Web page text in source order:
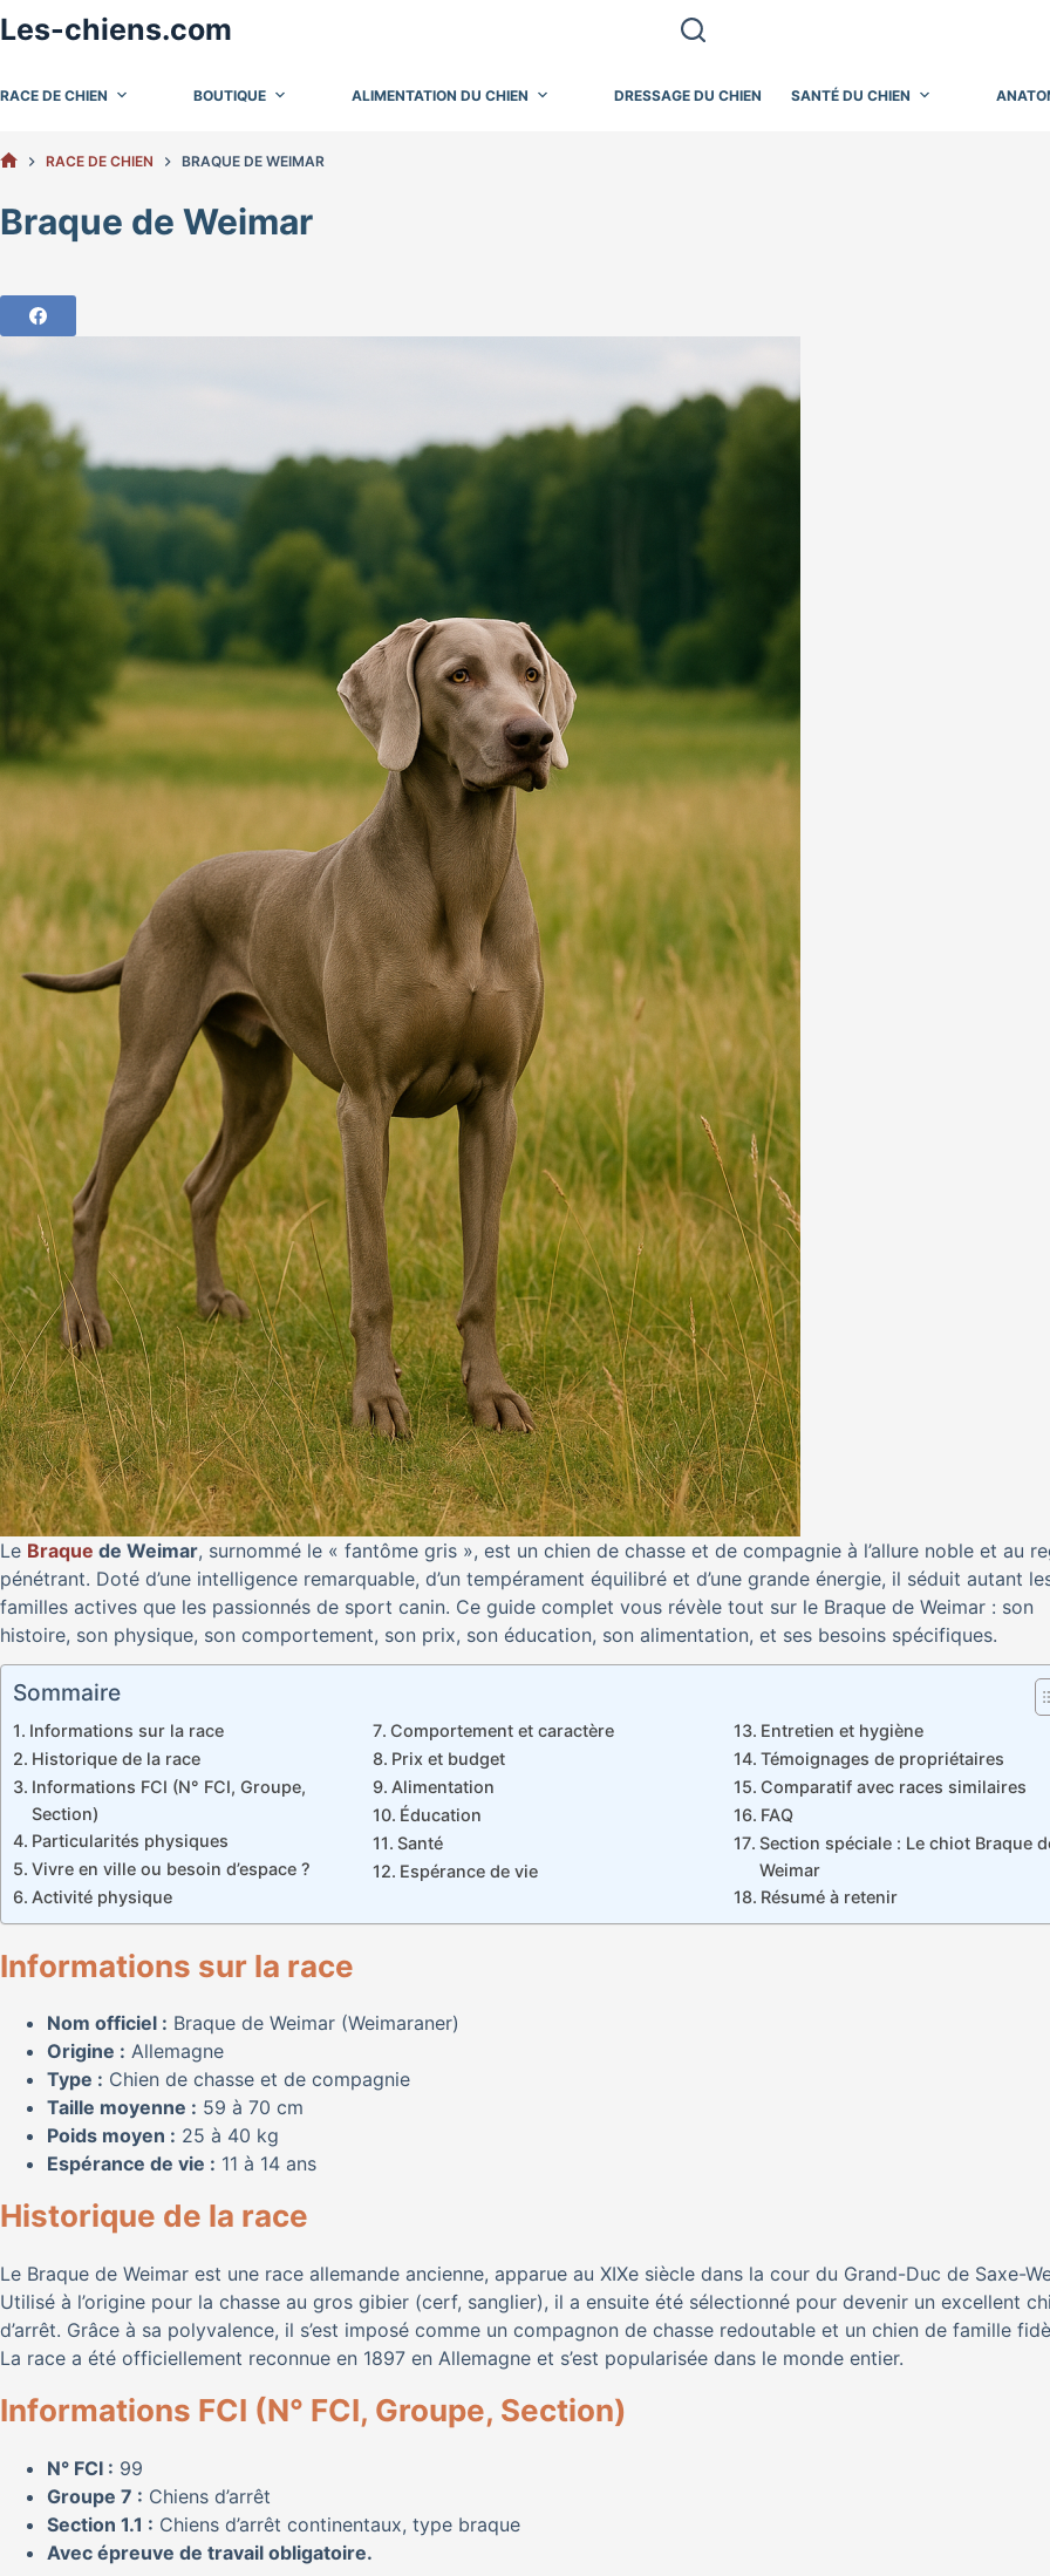
Passer
au
Les-chiens.com
RACE DE CHIEN BOUTIQUE ALIMENTATION DU CHIEN DRESSAGE DU CHIEN SANTÉ DU CHIEN
RACE DE CHIEN BRAQUE DE WEIMAR
Braque de Weimar
Le Braque de Weimar, surnommé le « fantôme gris », est un chien de chasse et de compagnie à l’allure noble et au
pénétrant. Doté d’une intelligence remarquable, d’un tempérament équilibré et d’une grande énergie, il séduit autant
familles actives que les passionnés de sport canin. Ce guide complet vous révèle tout sur le Braque de Weimar : son
histoire, son physique, son comportement, son prix, son éducation, son alimentation, et ses besoins spécifiques.
Sommaire
Informations sur la race
Historique de la race
Informations FCI (N° FCI, Groupe,
Section)
Particularités physiques
Vivre en ville ou besoin d’espace ?
Activité physique
Comportement et caractère
Prix et budget
Alimentation
Éducation
Santé
Espérance de vie
Entretien et hygiène
Témoignages de propriétaires
Comparatif avec races similaires
FAQ
Section spéciale : Le chiot Braque
Weimar
Résumé à retenir
Informations sur la race
Nom officiel : Braque de Weimar (Weimaraner)
Origine : Allemagne
Type : Chien de chasse et de compagnie
Taille moyenne : 59 à 70 cm
Poids moyen : 25 à 40 kg
Espérance de vie : 11 à 14 ans
Historique de la race
Le Braque de Weimar est une race allemande ancienne, apparue au XIXe siècle dans la cour du Grand-Duc de Saxe-
Utilisé à l’origine pour la chasse au gros gibier (cerf, sanglier), il a ensuite été sélectionné pour devenir un excellent
d’arrêt. Grâce à sa polyvalence, il s’est imposé comme un compagnon de chasse redoutable et un chien de famille
La race a été officiellement reconnue en 1897 en Allemagne et s’est popularisée dans le monde entier.
Informations FCI (N° FCI, Groupe, Section)
N° FCI : 99
Groupe 7 : Chiens d’arrêt
Section 1.1 : Chiens d’arrêt continentaux, type braque
Avec épreuve de travail obligatoire.